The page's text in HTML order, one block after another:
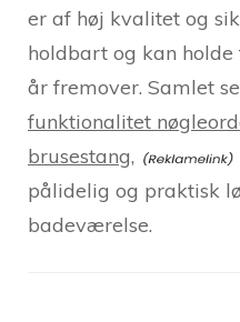
er af høj kvalitet og
holdbart og kan
år fremover. Samlet
funktionalitet
brusestang,
pålidelig og praktisk
badeværelse.